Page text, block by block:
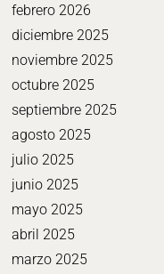
febrero 2026
diciembre 2025
noviembre 2025
octubre 2025
septiembre 2025
agosto 2025
julio 2025
junio 2025
mayo 2025
abril 2025
marzo 2025